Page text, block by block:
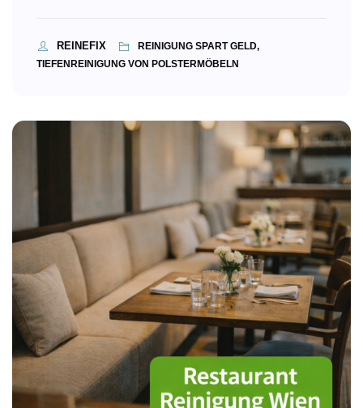
REINEFIX
REINIGUNG SPART GELD,
TIEFENREINIGUNG VON POLSTERMÖBELN